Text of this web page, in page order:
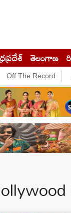
తెలంగాణ
Off The Record